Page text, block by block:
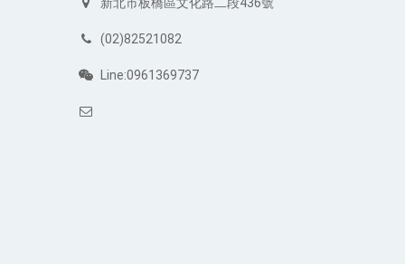
新北市板橋區文化路二段436號
(02)82521082
Line:0961369737